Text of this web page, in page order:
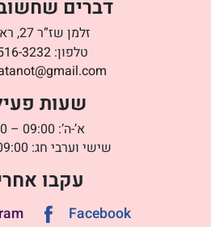
דברים
זלמן שז”ר 27, ראשל”צ
טלפון: 3232
שעות
א’-ה’: 09:00 – 20:00
שישי וערבי חג: 09:00 – 14:00
עקבו
Facebook